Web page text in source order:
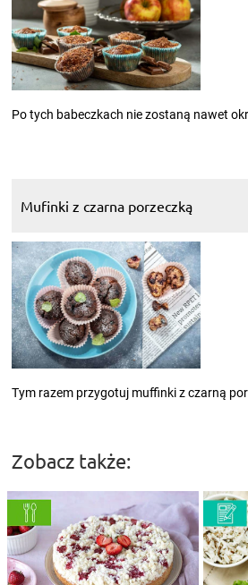
Po tych babeczkach nie zostaną nawet
Mufinki z czarna porzeczką
Tym razem przygotuj muffinki z czarną
Zobacz także: